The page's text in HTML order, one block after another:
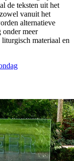
de teksten uit het
vanuit het
alternatieve
onder meer
materiaal en